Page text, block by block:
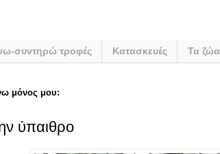
συντηρώ τροφές Κατασκευές Τα ζώα
μόνος μου:
ύπαιθρο